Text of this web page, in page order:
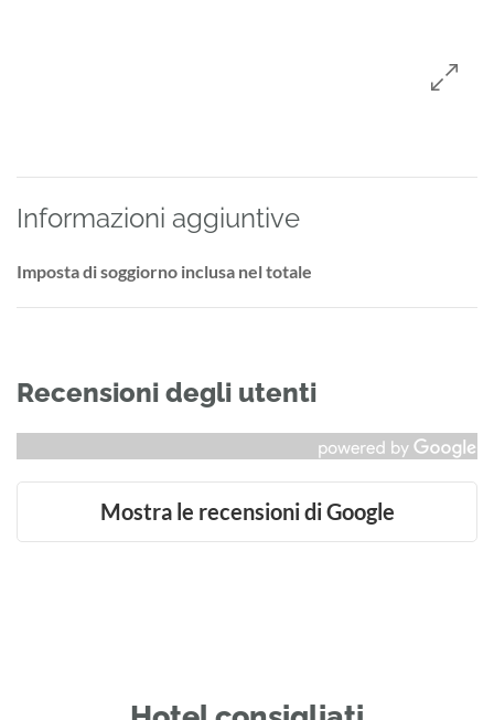
Informazioni aggiuntive
Imposta di soggiorno inclusa nel totale
Recensioni degli utenti
Mostra le recensioni di Google